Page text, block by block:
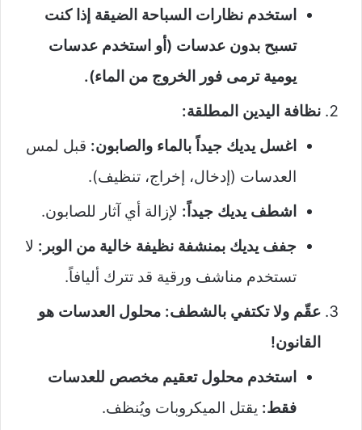
استخدم نظارات السباحة الضيقة إذا كنت
تسبح بدون عدسات (أو استخدم عدسات
يومية ترمى فور الخروج من الماء).
نظافة اليدين المطلقة:
اغسل يديك جيداً بالماء والصابون: قبل لمس
العدسات (إدخال، إخراج، تنظيف).
اشطف يديك جيداً: لإزالة أي آثار للصابون.
جفف يديك بمنشفة نظيفة خالية من الوبر: لا
تستخدم مناشف ورقية قد تترك أليافاً.
عقّم ولا تكتفي بالشطف: محلول العدسات هو
القانون!
استخدم محلول تعقيم مخصص للعدسات
فقط: يقتل الميكروبات ويُنظف.